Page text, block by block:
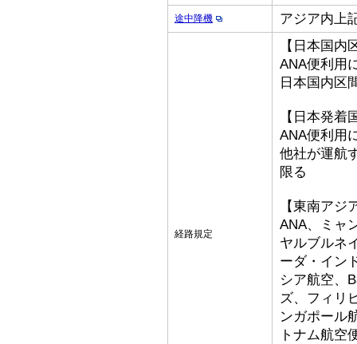
途中降機 アジア内上
経路規定
【日本国内
ANA便利用
日本国内区
【日本発着
ANA便利用
他社が運航
限る
【東南アジ
ANA、ミャ
ヤルブルネ
ーダ・イン
シア航空、
ズ、フィリ
ンガポール
トナム航空